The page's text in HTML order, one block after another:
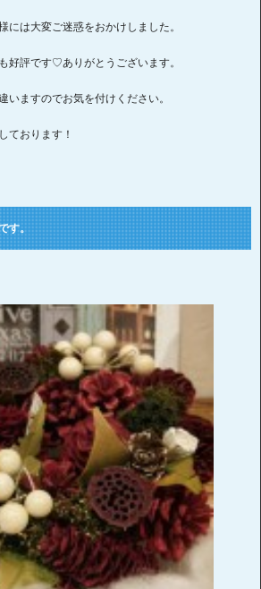
には大変ご迷惑をおかけしました。
好評です♡ありがとうございます。
いますのでお気を付けください。
ております！
す。